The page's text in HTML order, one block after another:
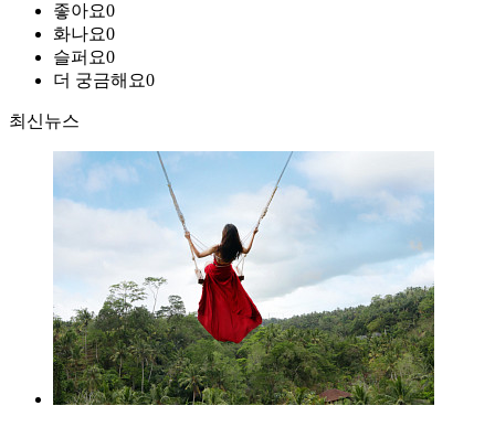
좋아요0
화나요0
슬퍼요0
더 궁금해요0
최신뉴스